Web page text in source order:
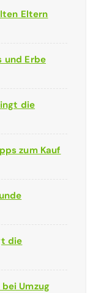
Eltern
und Erbe
die
zum Kauf
die
Umzug